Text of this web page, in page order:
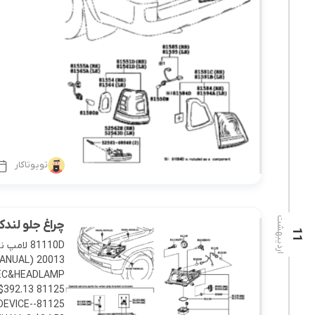
تویوتاکار
11 اردیبهشت چراغ جلو لندکروزر